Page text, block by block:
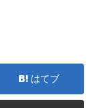
はてブ